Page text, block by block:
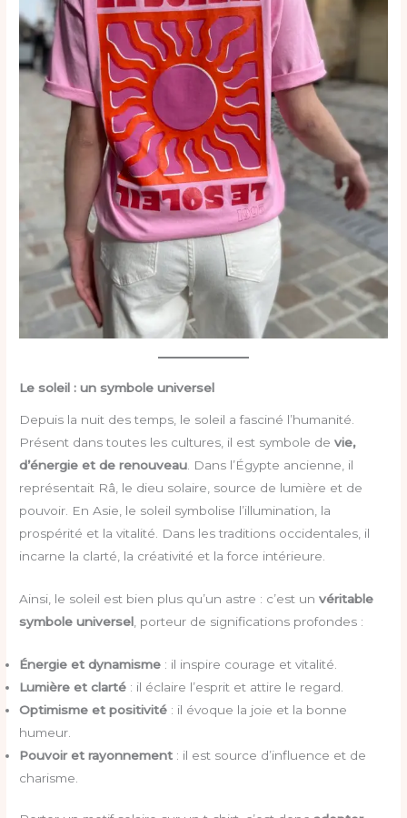
Le soleil : un symbole universel
Depuis la nuit des temps, le soleil a fasciné l’humanité.
Présent dans toutes les cultures, il est symbole devie,
d’énergie et de renouveau . Dans l’Égypte ancienne, il
représentait Râ, le dieu solaire, source de lumière et de
pouvoir. En Asie, le soleil symbolise l’illumination, la
prospérité et la vitalité. Dans les traditions occidentales, il
incarne la clarté, la créativité et la force intérieure.
Ainsi, le soleil est bien plus qu’un astre : c’est unvéritable
symbole universel , porteur de significations profondes :
Énergie et dynamisme : il inspire courage et vitalité.
Lumière et clarté : il éclaire l’esprit et attire le regard.
Optimisme et positivité : il évoque la joie et la bonne
humeur.
Pouvoir et rayonnement : il est source d’influence et de
charisme.